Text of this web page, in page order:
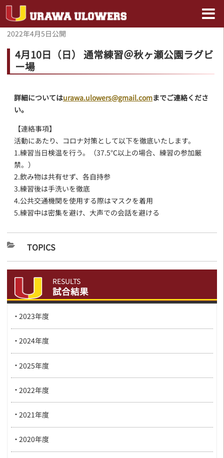
2022年4月5日公開
4月10日（日） 通常練習＠秋ヶ瀬公園ラグビ
ー場
詳細についてはurawa.ulowers@gmail.comまでご連絡くださ
い。
【連絡事項】
活動にあたり、コロナ対策として以下を徹底いたします。
1.練習当日検温を行う。（37.5℃以上の場合、練習の参加厳
禁。）
2.飲み物は共有せず、各自持参
3.練習後は手洗いを徹底
4.公共交通機関を使用する際はマスクを着用
5.練習中は密集を避け、大声での会話を避ける
TOPICS
RESULTS
試合結果
2023年度
2024年度
2025年度
2022年度
2021年度
2020年度